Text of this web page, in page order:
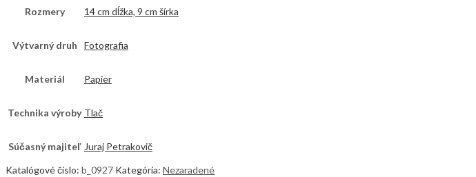
Rozmery 14 cm dĺžka, 9 cm šírka
Výtvarný druh Fotografia
Materiál Papier
Technika výroby Tlač
Súčasný majiteľ Juraj Petrakovič
Katalógové číslo: b_0927 Kategória: Nezaradené